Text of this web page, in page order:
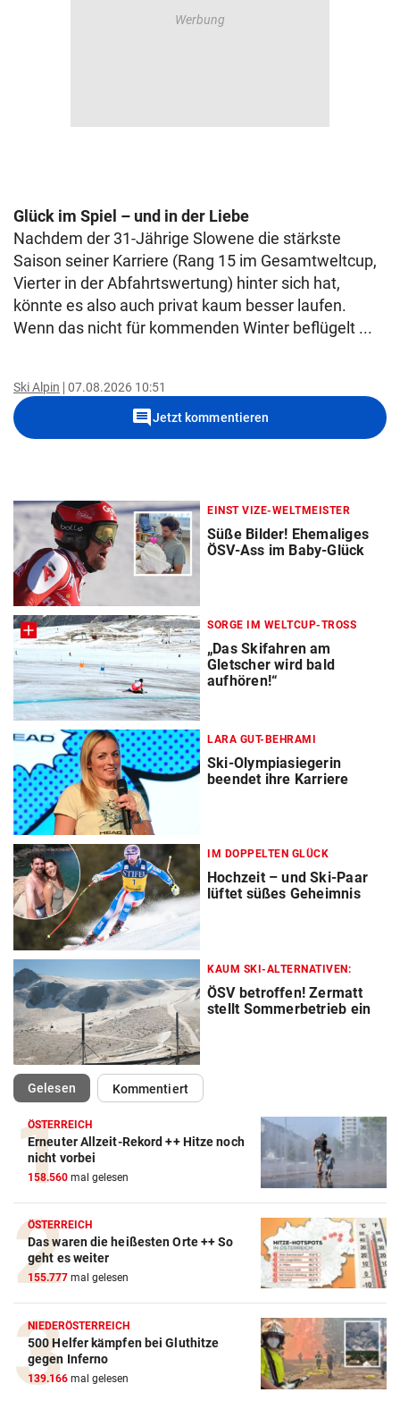
Glück im Spiel – und in der Liebe
Nachdem der 31-Jährige Slowene die stärkste
Saison seiner Karriere (Rang 15 im Gesamtweltcup,
Vierter in der Abfahrtswertung) hinter sich hat,
könnte es also auch privat kaum besser laufen.
Wenn das nicht für kommenden Winter beflügelt ...
Ski Alpin 07.08.2026 10:51
commentJetzt kommentieren
EINST VIZE-WELTMEISTER
Süße Bilder! Ehemaliges
ÖSV-Ass im Baby-Glück
SORGE IM WELTCUP-TROSS
„Das Skifahren am
Gletscher wird bald
aufhören!“
LARA GUT-BEHRAMI
Ski-Olympiasiegerin
beendet ihre Karriere
IM DOPPELTEN GLÜCK
Hochzeit – und Ski-Paar
lüftet süßes Geheimnis
KAUM SKI-ALTERNATIVEN:
ÖSV betroffen! Zermatt
stellt Sommerbetrieb ein
Gelesen(ausgewählt)Kommentiert
ÖSTERREICH
Erneuter Allzeit-Rekord ++ Hitze noch
nicht vorbei
158.560 mal gelesen
ÖSTERREICH
Das waren die heißesten Orte ++ So
geht es weiter
155.777 mal gelesen
NIEDERÖSTERREICH
500 Helfer kämpfen bei Gluthitze
gegen Inferno
139.166 mal gelesen
Action-Cam Vergleich
ZUM VERGLEICH
Crosstrainer Vergleich
ZUM VERGLEICH
E-Bike Vergleich
ZUM VERGLEICH
Elektro-Scooter Vergleich
ZUM VERGLEICH